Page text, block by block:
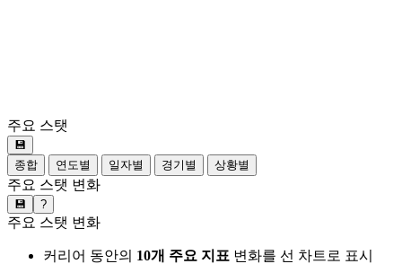
주요 스탯
💾
종합
연도별 일자별 경기별 상황별
주요 스탯 변화
💾 ?
주요 스탯 변화
커리어 동안의 10개 주요 지표 변화를 선 차트로 표시